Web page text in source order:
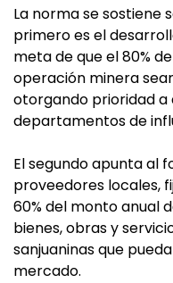
La norma se sostiene
primero es el
meta de que el 80%
operación minera
otorgando prioridad a
departamentos de
El segundo apunta al
proveedores locales,
60% del monto anual
bienes, obras y
sanjuaninas que
mercado.